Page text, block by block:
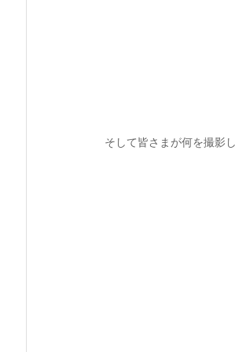
そして皆さまが何を撮影